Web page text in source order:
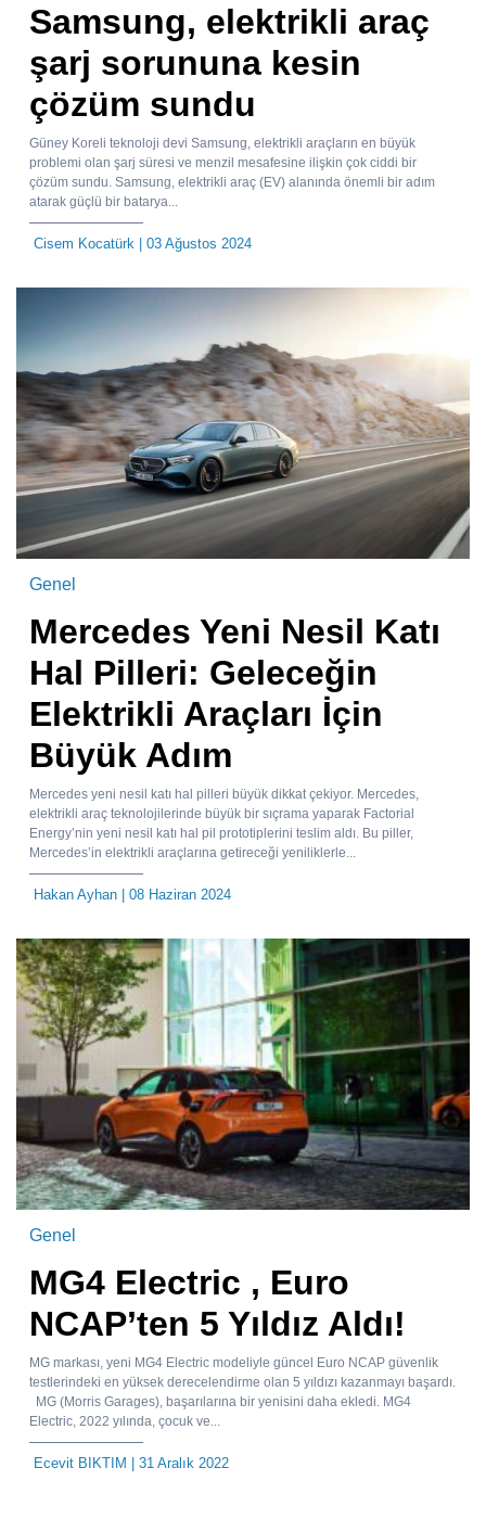
Samsung, elektrikli araç
şarj sorununa kesin
çözüm sundu
Güney Koreli teknoloji devi Samsung, elektrikli araçların en büyük
problemi olan şarj süresi ve menzil mesafesine ilişkin çok ciddi bir
çözüm sundu. Samsung, elektrikli araç (EV) alanında önemli bir adım
atarak güçlü bir batarya...
Cisem Kocatürk | 03 Ağustos 2024
Genel
Mercedes Yeni Nesil Katı
Hal Pilleri: Geleceğin
Elektrikli Araçları İçin
Büyük Adım
Mercedes yeni nesil katı hal pilleri büyük dikkat çekiyor. Mercedes,
elektrikli araç teknolojilerinde büyük bir sıçrama yaparak Factorial
Energy’nin yeni nesil katı hal pil prototiplerini teslim aldı. Bu piller,
Mercedes’in elektrikli araçlarına getireceği yeniliklerle...
Hakan Ayhan | 08 Haziran 2024
Genel
MG4 Electric , Euro
NCAP’ten 5 Yıldız Aldı!
MG markası, yeni MG4 Electric modeliyle güncel Euro NCAP güvenlik
testlerindeki en yüksek derecelendirme olan 5 yıldızı kazanmayı başardı.
MG (Morris Garages), başarılarına bir yenisini daha ekledi. MG4
Electric, 2022 yılında, çocuk ve...
Ecevit BIKTIM | 31 Aralık 2022